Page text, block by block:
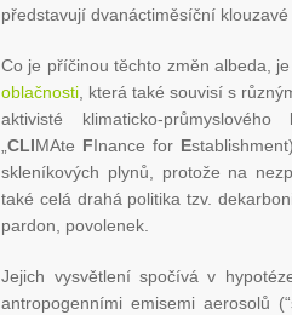
představují dvanáctiměsíční klouzavé
Co je příčinou těchto změn albeda,
oblačnosti, která také souvisí s
aktivisté klimaticko-
„CLIMAte FInance for E
skleníkových plynů, protože na
také celá drahá politika tzv.
pardon, povolenek.
Jejich vysvětlení spočívá v
antropogenními emisemi aerosolů